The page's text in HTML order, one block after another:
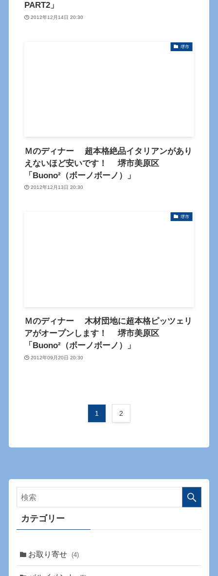
PART2」
2012年12月14日 20:30
堺市
Ｍのディナー 超本格絶品イタリアンがあり
えないほど安いです！ 堺市美原区
「Buono²（ボーノボーノ）」
2012年12月13日 20:30
堺市
Ｍのディナー 木材団地に超本格ピッツェリ
アがオープンします！ 堺市美原区
「Buono²（ボーノボーノ）」
2012年09月20日 20:30
1 2
カテゴリー
お取り寄せ (4)